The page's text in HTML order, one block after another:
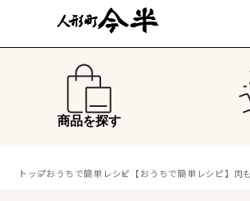
商品を探す
トップおうちで簡単レシピ 【おうちで簡単レシピ】